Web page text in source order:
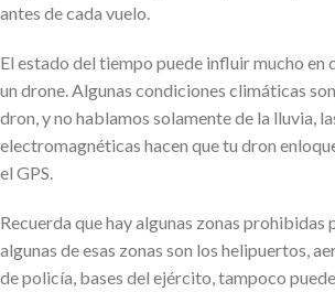
antes de cada vuelo.
El estado del tiempo puede influir mucho en
un drone. Algunas condiciones climáticas
dron, y no hablamos solamente de la lluvia,
electromagnéticas hacen que tu dron
el GPS.
Recuerda que hay algunas zonas prohibidas
algunas de esas zonas son los helipuertos,
de policía, bases del ejército, tampoco